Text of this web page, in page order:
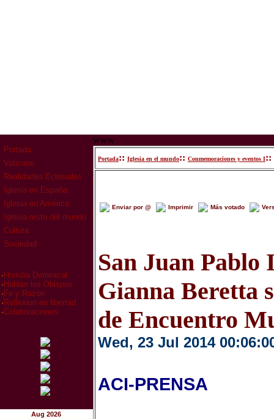
Portada
Vaticano
Realidades Eclesiales
Iglesia en España
Iglesia en América
Iglesia resto del mundo
Cultura
Sociedad
· Homilia Dominical
· Hablan los Obispos
· Fe y Razón
· Reflexion en libertad
·Colaboraciones
Aug 2026
www
Portada:: Iglesia en el mundo:: Conmemoraciones y eventos I::
Enviar por @ Imprimir Más votado
San Juan Pablo
Gianna Beretta
de Encuentro
Wed, 23 Jul 2014
ACI-PRENSA